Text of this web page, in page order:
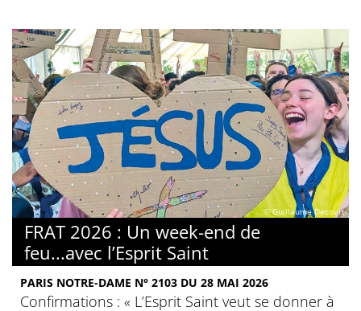
© Guillaume Decourt
FRAT 2026 : Un week-end de
feu...avec l’Esprit Saint
PARIS NOTRE-DAME N° 2103 DU 28 MAI 2026
Confirmations : « L’Esprit Saint veut se donner à